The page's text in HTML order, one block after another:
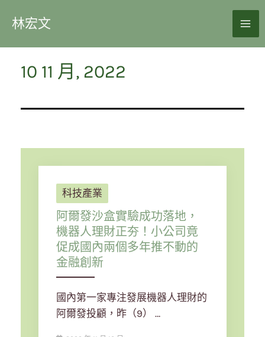
林宏文
10 11 月, 2022
科技產業
阿爾發沙盒實驗成功落地，
機器人理財正夯！小公司竟
促成國內兩個多年推不動的
金融創新
國內第一家專注發展機器人理財的
阿爾發投顧，昨（9） …